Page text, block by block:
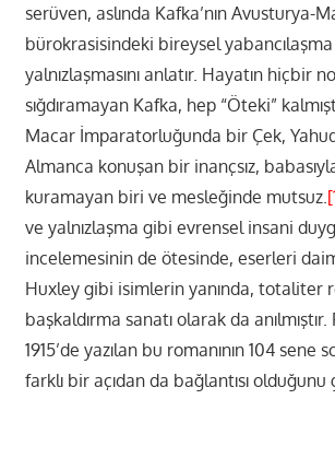
serüven, aslında Kafka’nın Avusturya-
bürokrasisindeki bireysel
yalnızlaşmasını anlatır. Hayatın hiçbir
sığdıramayan Kafka, hep “Öteki”
Macar İmparatorluğunda bir Çek,
Almanca konuşan bir inançsız,
kuramayan biri ve mesleğinde mutsuz.
ve yalnızlaşma gibi evrensel insani
incelemesinin de ötesinde, eserleri
Huxley gibi isimlerin yanında, totaliter
başkaldırma sanatı olarak da anılmıştır.
1915’de yazılan bu romanının 104 sene
farklı bir açıdan da bağlantısı olduğunu